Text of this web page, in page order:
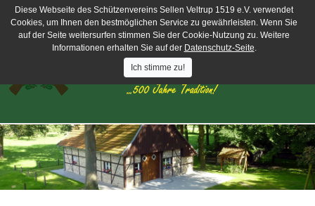
Diese Webseite des Schützenvereins Sellen Veltrup 1519 e.V. verwendet
Cookies, um Ihnen den bestmöglichen Service zu gewährleisten. Wenn Sie
auf der Seite weitersurfen stimmen Sie der Cookie-Nutzung zu. Weitere
Informationen erhalten Sie auf der Datenschutz-Seite.
Ich stimme zu!